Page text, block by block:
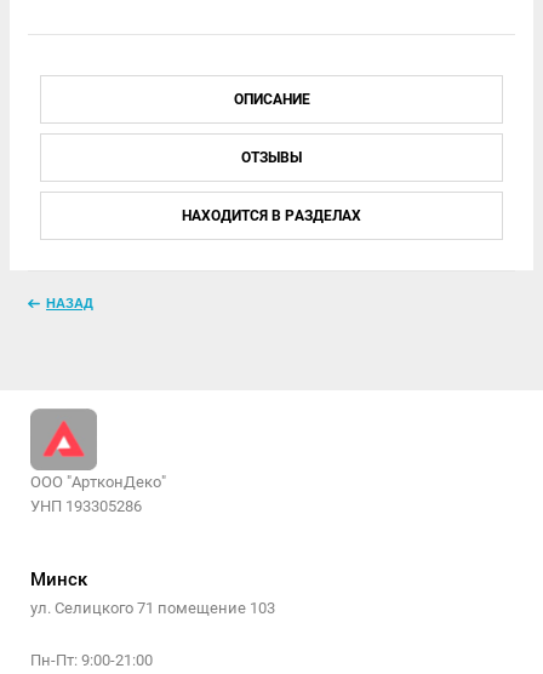
ОПИСАНИЕ
ОТЗЫВЫ
НАХОДИТСЯ В РАЗДЕЛАХ
НАЗАД
ООО "АртконДеко"
УНП 193305286
Минск
ул. Селицкого 71 помещение 103
Пн-Пт: 9:00-21:00